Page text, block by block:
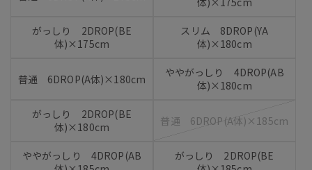
がっしり 2DROP(BE
体)×175cm
スリム 8DROP(YA
体)×180cm
普通 6DROP(A体)×180cm
ややがっしり 4DROP(AB
体)×180cm
がっしり 2DROP(BE
体)×180cm
普通 6DROP(A体)×185cm
ややがっしり 4DROP(AB
がっしり 2DROP(BE